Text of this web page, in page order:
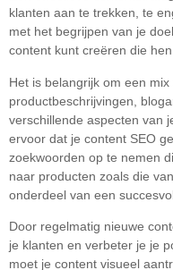
klanten aan te trekken, te
met het begrijpen van je
content kunt creëren die
Het is belangrijk om een
productbeschrijvingen,
verschillende aspecten van
ervoor dat je content SEO
zoekwoorden op te nemen
naar producten zoals die
onderdeel van een
Door regelmatig nieuwe
je klanten en verbeter je je
moet je content visueel